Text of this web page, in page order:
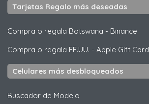
Tarjetas Regalo más deseadas
Compra o regala Botswana - Binance
Compra o regala EE.UU. - Apple Gift Card
Celulares más desbloqueados
Buscador de Modelo